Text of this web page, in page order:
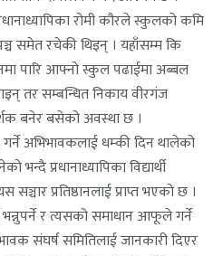
रोमी कौरले स्कुलको कमि
समेत रचेकी थिइन् । यहाँसम्म कि
पारि आफ्नो स्कुल पढाईमा अब्बल
तर सम्बन्धित निकाय वीरगंज
बनेर बसेको अवस्था छ ।
अभिभावकलाई धम्की दिन थालेको
प्रधानाध्यापिका विद्यार्थी
प्रतिष्ठानलाई प्राप्त भएको छ ।
र त्यसको समाधान आफूले गर्ने
संघर्ष समितिलाई जानकारी दिएर